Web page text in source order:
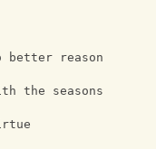
reason
the seasons